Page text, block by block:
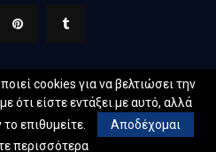
Right Reserved. Designed and
by Web Technical
cookies για να βελτιώσει την
ότι είστε εντάξει με αυτό, αλλά
επιθυμείτε.
Αποδέχομαι
περισσότερα